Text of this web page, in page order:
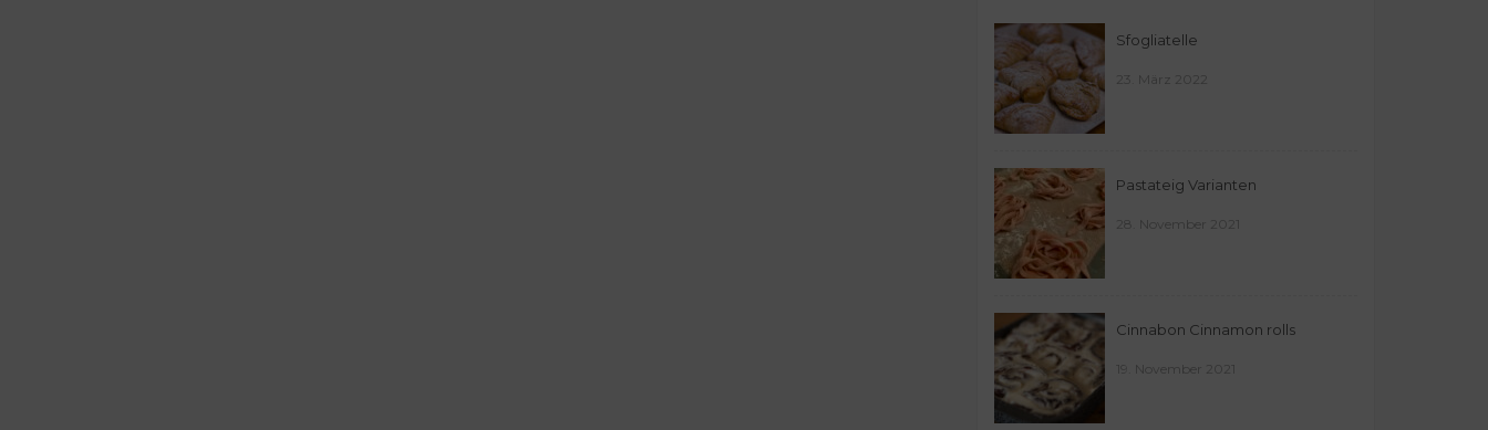
Sfogliatelle
23. März 2022
Pastateig Varianten
28. November 2021
Cinnabon Cinnamon rolls
19. November 2021